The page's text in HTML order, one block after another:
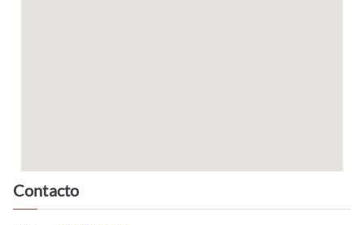
Contacto